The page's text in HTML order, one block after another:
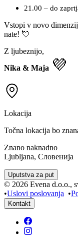
21.00 – do
Vstopi v novo
nate! 💘
Z ljubeznijo,
Nika & Maja 💜
Lokacija
Točna lokacija bo
Znano naknadno
Ljubljana, Словенија
Uputstva za put
© 2026 Evena d.o.o.,
•Uslovi poslovanja •
Kontakt